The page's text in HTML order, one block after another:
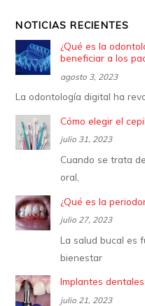
NOTICIAS RECIENTES
¿Qué es la
beneficiar a los
agosto 3, 2023
La odontología digital ha
Cómo elegir el
julio 31, 2023
Cuando se trata
oral,
¿Qué es la
julio 27, 2023
La salud bucal es
bienestar
Implantes
julio 21, 2023